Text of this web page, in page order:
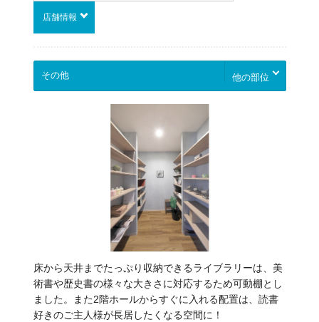
店舗情報
他の部位
床から天井までたっぷり収納できるライブラリーは、美
術書や歴史書の様々な大きさに対応するため可動棚とし
ました。また2階ホールからすぐに入れる配置は、読書
好きのご主人様が長居したくなる空間に！